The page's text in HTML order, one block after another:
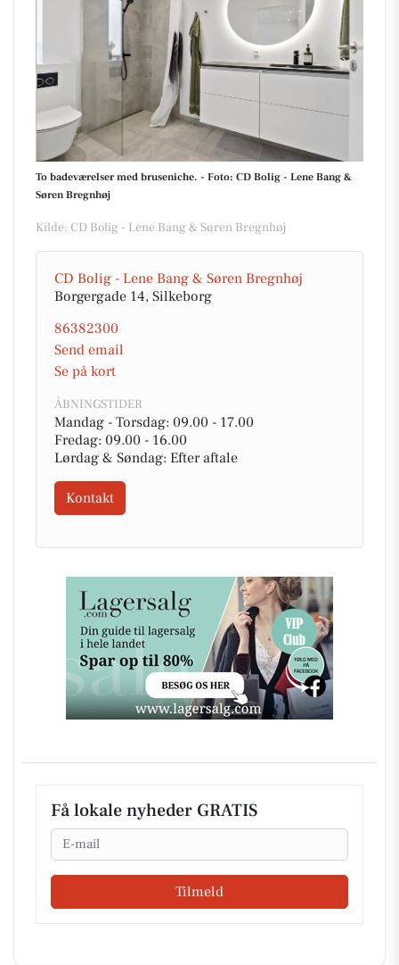
To badeværelser med bruseniche. - Foto: CD Bolig - Lene Bang &
Søren Bregnhøj
Kilde: CD Bolig - Lene Bang & Søren Bregnhøj
CD Bolig - Lene Bang & Søren Bregnhøj
Borgergade 14, Silkeborg
86382300
Send email
Se på kort
ÅBNINGSTIDER
Mandag - Torsdag: 09.00 - 17.00
Fredag: 09.00 - 16.00
Lørdag & Søndag: Efter aftale
Kontakt
Få lokale nyheder GRATIS
Email
Tilmeld